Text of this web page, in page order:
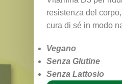
resistenza del
cura di sé in modo
Vegano
Senza Glutine
Senza Lattosio